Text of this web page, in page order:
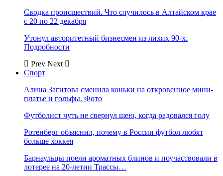
Сводка происшествий. Что случилось в Алтайском крае
с 20 по 22 декабря
Утонул авторитетный бизнесмен из лихих 90-х.
Подробности
Prev Next
Спорт
Алина Загитова сменила коньки на откровенное мини-
платье и гольфы. Фото
Футболист чуть не свернул шею, когда радовался голу
Ротенберг объяснил, почему в России футбол любят
больше хоккея
Барнаульцы поели ароматных блинов и поучаствовали в
лотерее на 20-летии Трассы…